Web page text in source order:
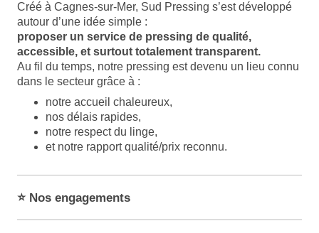
Créé à Cagnes-sur-Mer, Sud Pressing s’est développé
autour d’une idée simple :
proposer un service de pressing de qualité,
accessible, et surtout totalement transparent.
Au fil du temps, notre pressing est devenu un lieu connu
dans le secteur grâce à :
notre accueil chaleureux,
nos délais rapides,
notre respect du linge,
et notre rapport qualité/prix reconnu.
⭐ Nos engagements